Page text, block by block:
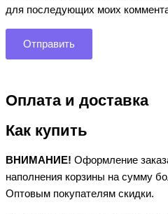
для последующих моих
Оплата и доставка
Как купить
ВНИМАНИЕ! Оформление
наполнения корзины на сумму
Оптовым покупателям скидки.